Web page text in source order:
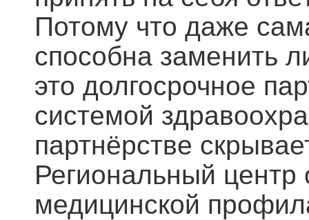
Потому что даже
способна заменить
это долгосрочное
системой
партнёрстве
Региональный центр
медицинской